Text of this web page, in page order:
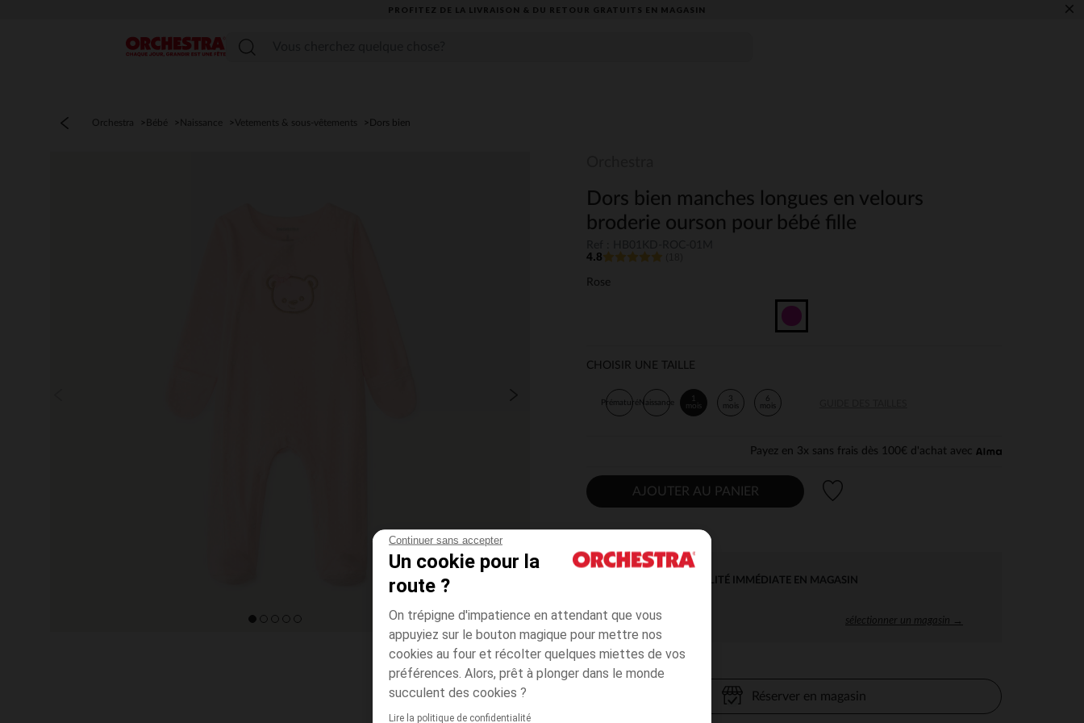
Continuer sans accepter
Un cookie pour la
route ?
On trépigne d'impatience en attendant que vous
appuyiez sur le bouton magique pour mettre nos
cookies au four et récolter quelques miettes de vos
préférences. Alors, prêt à plonger dans le monde
succulent des cookies ?
Lire la politique de confidentialité
PROFITEZ DE LA LIVRAISON & DU RETOUR GRATUITS EN MAGASIN​ ×
Menu
Orchestra Bébé Naissance Vetements & sous-vêtements Dors bien
Dors bien manches longues en velours
broderie ourson pour bébé fille
4.8
Rose
CHOISIR UNE TAILLE
Prématuré Naissance
1
mois
3
mois
6
mois
Payez en 3x sans frais dès 100€ d'achat avec
AJOUTER AU PANIER
DISPONIBILITÉ IMMÉDIATE EN MAGASIN
sélectionner un magasin →
Réserver en magasin